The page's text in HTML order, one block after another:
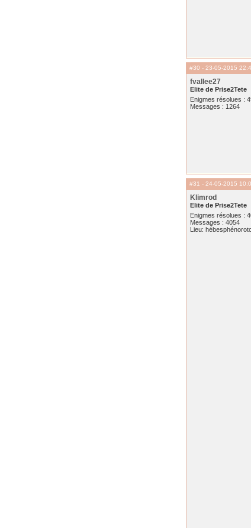
#30 - 23-05-2015
fvallee27
Elite de Prise2Tete
Enigmes résolues :
Messages : 1264
#31 - 24-05-2015
Klimrod
Elite de Prise2Tete
Enigmes résolues :
Messages : 4054
Lieu: